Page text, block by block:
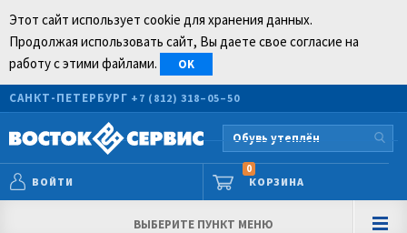
Этот сайт использует cookie для хранения данных.
Продолжая использовать сайт, Вы даете свое согласие на
работу с этими файлами.
OK
САНКТ-ПЕТЕРБУРГ +7 (812) 318–05–50
ВОЙТИ КОРЗИНА
0
ВЫБЕРИТЕ ПУНКТ МЕНЮ